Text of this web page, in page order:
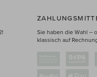
Sie haben die Wahl –
klassisch auf